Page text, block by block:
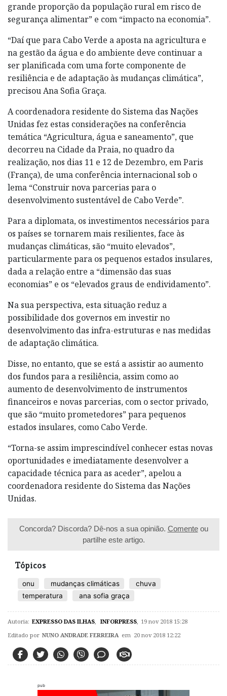
grande proporção da população rural em risco de
segurança alimentar” e com “impacto na economia”.
“Daí que para Cabo Verde a aposta na agricultura e
na gestão da água e do ambiente deve continuar a
ser planificada com uma forte componente de
resiliência e de adaptação às mudanças climática”,
precisou Ana Sofia Graça.
A coordenadora residente do Sistema das Nações
Unidas fez estas considerações na conferência
temática “Agricultura, água e saneamento”, que
decorreu na Cidade da Praia, no quadro da
realização, nos dias 11 e 12 de Dezembro, em Paris
(França), de uma conferência internacional sob o
lema “Construir nova parcerias para o
desenvolvimento sustentável de Cabo Verde”.
Para a diplomata, os investimentos necessários para
os países se tornarem mais resilientes, face às
mudanças climáticas, são “muito elevados”,
particularmente para os pequenos estados insulares,
dada a relação entre a “dimensão das suas
economias” e os “elevados graus de endividamento”.
Na sua perspectiva, esta situação reduz a
possibilidade dos governos em investir no
desenvolvimento das infra-estruturas e nas medidas
de adaptação climática.
Disse, no entanto, que se está a assistir ao aumento
dos fundos para a resiliência, assim como ao
aumento de desenvolvimento de instrumentos
financeiros e novas parcerias, com o sector privado,
que são “muito prometedores” para pequenos
estados insulares, como Cabo Verde.
“Torna-se assim imprescindível conhecer estas novas
oportunidades e imediatamente desenvolver a
capacidade técnica para as aceder”, apelou a
coordenadora residente do Sistema das Nações
Unidas.
Concorda? Discorda? Dê-nos a sua opinião. Comenteou
partilhe este artigo.
Tópicos
onu mudanças climáticas
chuva
temperatura
ana sofia graça
Autoria: EXPRESSO DAS ILHAS INFORPRESS 19 nov 2018 15:28
Editado por NUNO ANDRADE FERREIRA em 20 nov 2018 12:22
pub